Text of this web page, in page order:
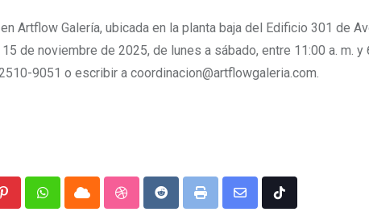
Artflow Galería, ubicada en la planta baja del Edificio 301 de
de noviembre de 2025, de lunes a sábado, entre 11:00 a. m. y
9051 o escribir a coordinacion@artflowgaleria.com.
PinterestWhatsappCloud StumbleUpon
RedditPrint Share Tiktok